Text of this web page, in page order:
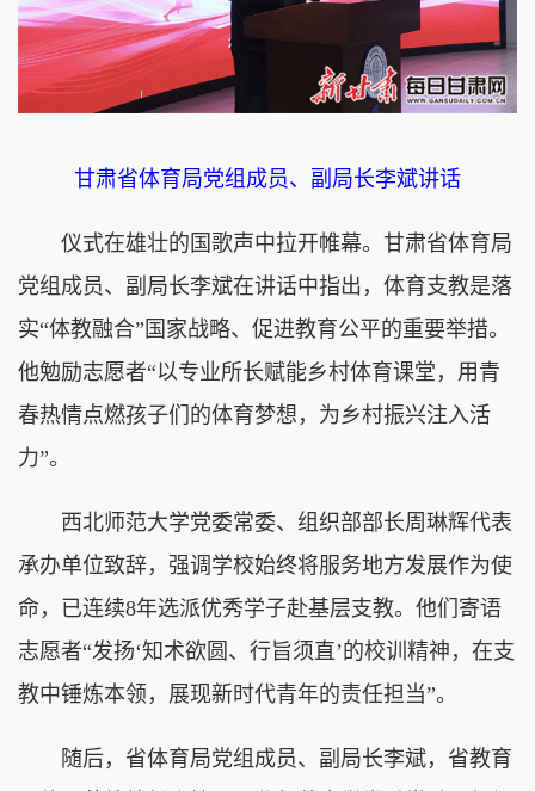
甘肃省体育局党组成员、副局长李斌讲话
仪式在雄壮的国歌声中拉开帷幕。甘肃省体育局
党组成员、副局长李斌在讲话中指出，体育支教是落
实“体教融合”国家战略、促进教育公平的重要举措。
他勉励志愿者“以专业所长赋能乡村体育课堂，用青
春热情点燃孩子们的体育梦想，为乡村振兴注入活
力”。
西北师范大学党委常委、组织部部长周琳辉代表
承办单位致辞，强调学校始终将服务地方发展作为使
命，已连续8年选派优秀学子赴基层支教。他们寄语
志愿者“发扬‘知术欲圆、行旨须直’的校训精神，在支
教中锤炼本领，展现新时代青年的责任担当”。
随后，省体育局党组成员、副局长李斌，省教育